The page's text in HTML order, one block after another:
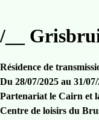
/__
Résidence de
Du 28/07/2025 au 31/
Partenariat le Cairn et
Centre de loisirs du